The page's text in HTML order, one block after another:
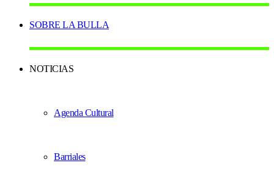
SOBRE LA BULLA
NOTICIAS
Agenda Cultural
Barriales